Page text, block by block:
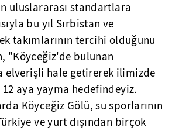
uluslararası standartlara
bu yıl Sırbistan ve
takımlarının tercihi olduğunu
"Köyceğiz'de bulunan
elverişli hale getirerek ilimizde
aya yayma hedefindeyiz.
Köyceğiz Gölü, su sporlarının
ve yurt dışından birçok